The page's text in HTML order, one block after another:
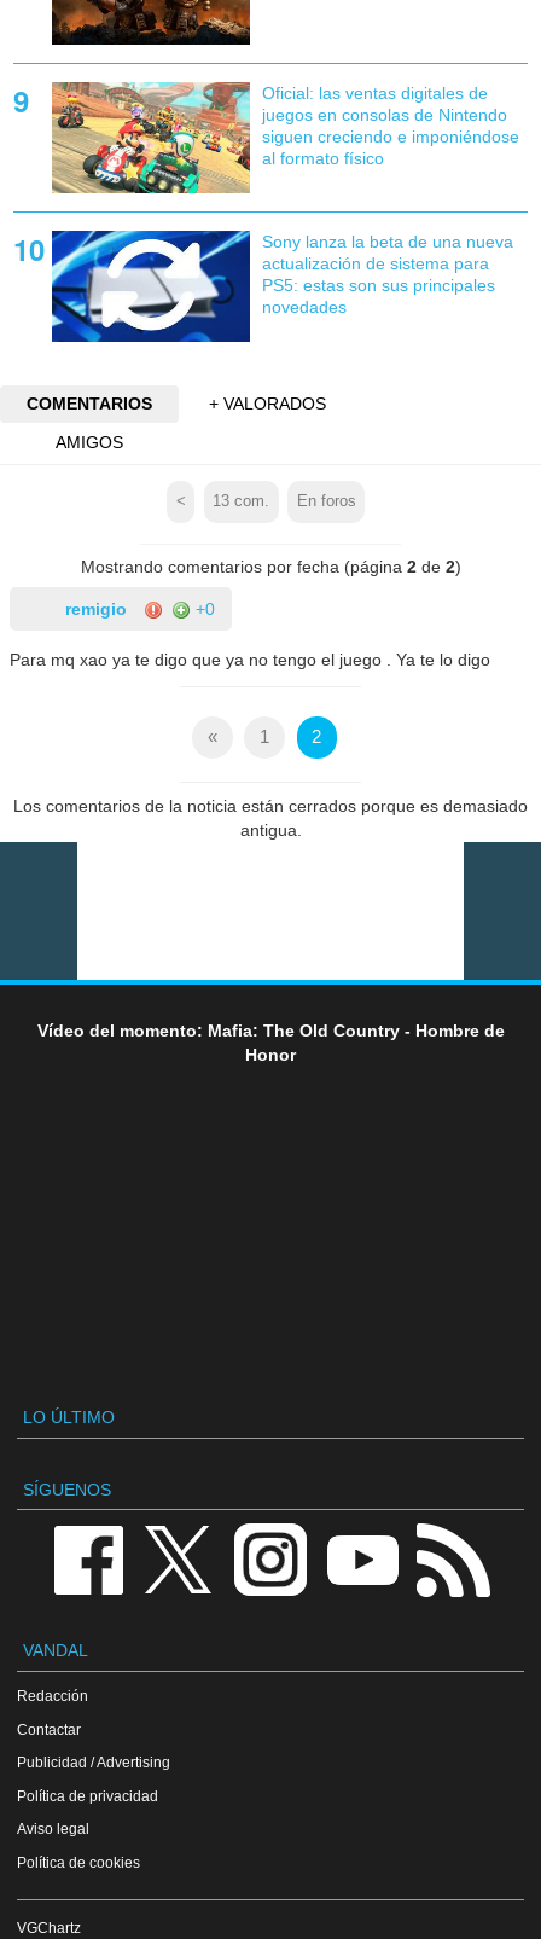
Oficial: las ventas digitales de
juegos en consolas de Nintendo
siguen creciendo e imponiéndose
al formato físico
Sony lanza la beta de una nueva
actualización de sistema para
PS5: estas son sus principales
novedades
COMENTARIOS
+ VALORADOS
AMIGOS
< 13 com. En foros
Mostrando comentarios por fecha (página 2de 2)
remigio +0
Para mq xao ya te digo que ya no tengo el juego . Ya te lo digo
« 1 2
Los comentarios de la noticia están cerrados porque es demasiado
antigua.
Vídeo del momento: Mafia: The Old Country - Hombre de
Honor
LO ÚLTIMO
SÍGUENOS
VANDAL
Redacción
Contactar
Publicidad / Advertising
Política de privacidad
Aviso legal
Política de cookies
VGChartz